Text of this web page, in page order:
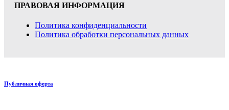
ПРАВОВАЯ ИНФОРМАЦИЯ
Политика конфиденциальности
Политика обработки персональных данных
Публичная оферта